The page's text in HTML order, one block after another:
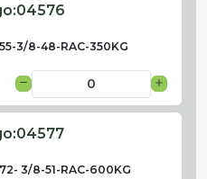
04576
3/8-48-RAC-350KG
04577
3/8-51-RAC-600KG